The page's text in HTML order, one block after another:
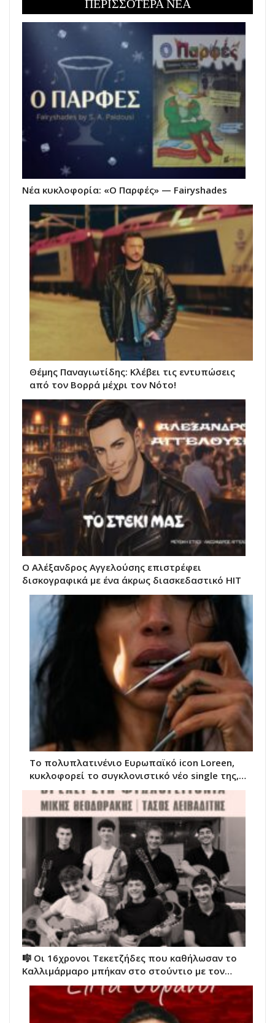
ΠΕΡΙΣΣΟΤΕΡΑ ΝΕΑ
Νέα κυκλοφορία: «Ο Παρφές» — Fairyshades
Θέμης Παναγιωτίδης: Κλέβει τις εντυπώσεις
από τον Βορρά μέχρι τον Νότο!
Ο Αλέξανδρος Αγγελούσης επιστρέφει
δισκογραφικά με ένα άκρως διασκεδαστικό HIT
Το πολυπλατινένιο Ευρωπαϊκό icon Loreen,
κυκλοφορεί το συγκλονιστικό νέο single της,…
🎼 Οι 16χρονοι Τεκετζήδες που καθήλωσαν το
Καλλιμάρμαρο μπήκαν στο στούντιο με τον…